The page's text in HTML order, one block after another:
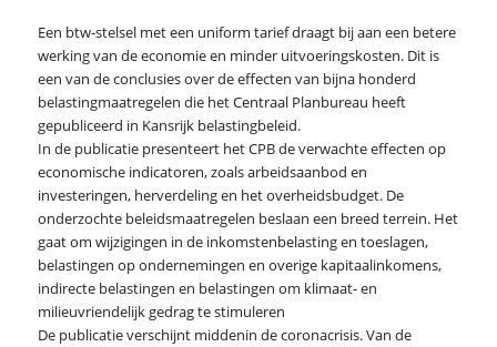
Een btw-stelsel met een uniform tarief draagt bij aan een betere
werking van de economie en minder uitvoeringskosten. Dit is
een van de conclusies over de effecten van bijna honderd
belastingmaatregelen die het Centraal Planbureau heeft
gepubliceerd in Kansrijk belastingbeleid.
In de publicatie presenteert het CPB de verwachte effecten op
economische indicatoren, zoals arbeidsaanbod en
investeringen, herverdeling en het overheidsbudget. De
onderzochte beleidsmaatregelen beslaan een breed terrein. Het
gaat om wijzigingen in de inkomstenbelasting en toeslagen,
belastingen op ondernemingen en overige kapitaalinkomens,
indirecte belastingen en belastingen om klimaat- en
milieuvriendelijk gedrag te stimuleren
De publicatie verschijnt middenin de coronacrisis. Van de